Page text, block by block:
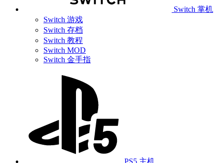
Switch 掌机
Switch 游戏
Switch 存档
Switch 教程
Switch MOD
Switch 金手指